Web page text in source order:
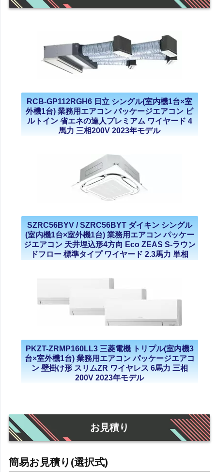
RCB-GP112RGH6 日立 シングル(室内機1台×室
外機1台) 業務用エアコン パッケージエアコン ビ
ルトイン 省エネの達人プレミアム ワイヤード 4
馬力 三相200V 2023年モデル
SZRC56BYV / SZRC56BYT ダイキン シングル
(室内機1台×室外機1台) 業務用エアコン パッケー
ジエアコン 天井埋込形4方向 Eco ZEAS S-ラウン
ドフロー 標準タイプ ワイヤード 2.3馬力 単相
PKZT-ZRMP160LL3 三菱電機 トリプル(室内機3
台×室外機1台) 業務用エアコン パッケージエアコ
ン 壁掛け形 スリムZR ワイヤレス 6馬力 三相
200V 2023年モデル
お見積り